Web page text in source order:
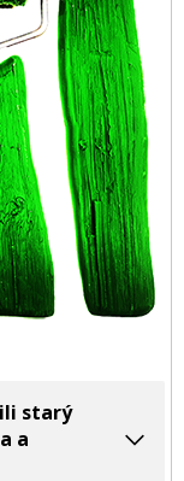
starý
a